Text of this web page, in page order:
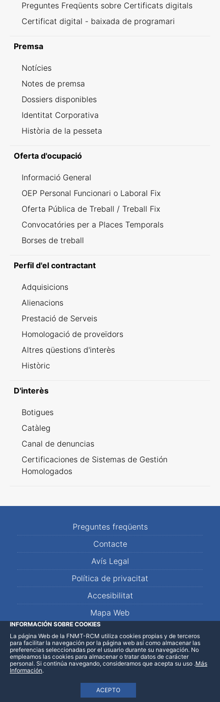
Preguntes Freqüents sobre Certificats digitals
Certificat digital - baixada de programari
Premsa
Notícies
Notes de premsa
Dossiers disponibles
Identitat Corporativa
Història de la pesseta
Oferta d'ocupació
Informació General
OEP Personal Funcionari o Laboral Fix
Oferta Pública de Treball / Treball Fix
Convocatóries per a Places Temporals
Borses de treball
Perfil d'el contractant
Adquisicions
Alienacions
Prestació de Serveis
Homologació de proveïdors
Altres qüestions d'interès
Històric
D'interès
Botigues
Catàleg
Canal de denuncias
Certificaciones de Sistemas de Gestión
Homologados
Preguntes freqüents
Contacte
Avís Legal
Política de privacitat
Accesibilitat
Mapa Web
LinkedInFacebookWhatsApp
INFORMACIÓN SOBRE COOKIES
La página Web de la FNMT-RCM utiliza cookies propias y de terceros
para facilitar la navegación por la página web así como almacenar las
preferencias seleccionadas por el usuario durante su navegación. No
empleamos las cookies para almacenar o tratar datos de carácter
personal. Si continúa navegando, consideramos que acepta su uso
ACEPTO
.Más
Información.